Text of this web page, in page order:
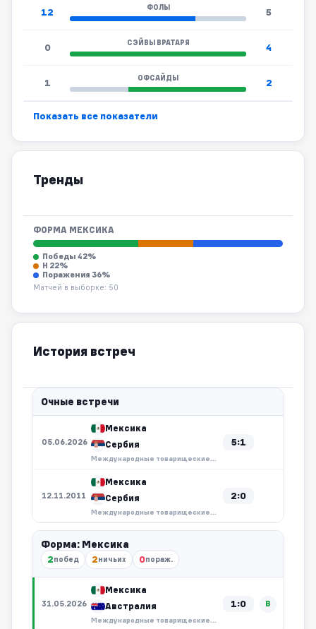
12 ФОЛЫ 5
0 СЭЙВЫ ВРАТАРЯ 4
1 ОФСАЙДЫ 2
Показать все показатели
Тренды
ФОРМА МЕКСИКА
Победы 42%
Н 22%
Поражения 36%
Матчей в выборке: 50
История встреч
Очные встречи
05.06.2026
Мексика
Сербия
Международные товарищеские матчи
5:1
12.11.2011
Мексика
Сербия
Международные товарищеские матчи
2:0
Форма: Мексика
2побед 2ничьих 0пораж.
31.05.2026
Мексика
Австралия
Международные товарищеские матчи
1:0 В